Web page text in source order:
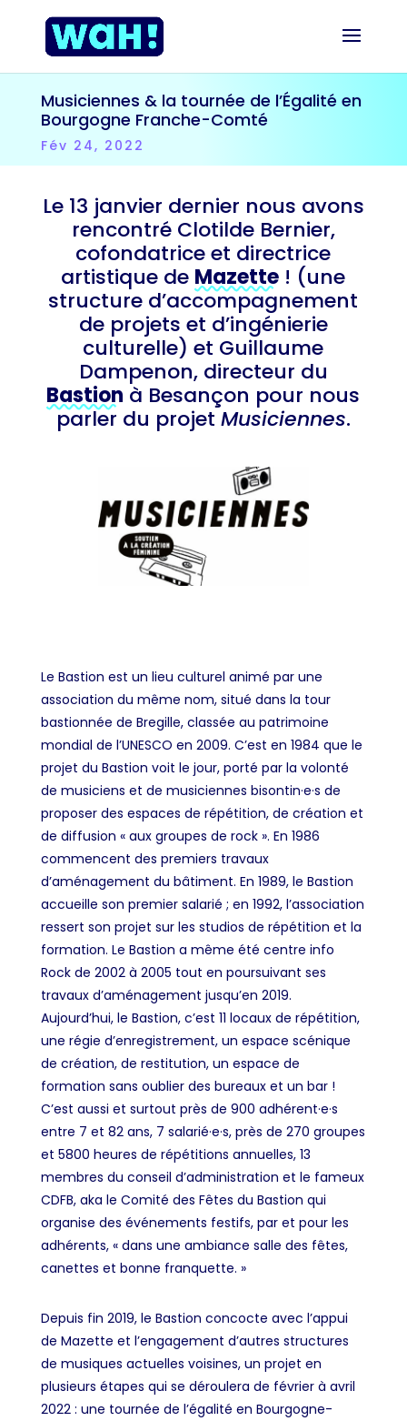
Musiciennes & la tournée de l’Égalité en
Bourgogne Franche-Comté
Fév 24, 2022
Le 13 janvier dernier nous avons
rencontré Clotilde Bernier,
cofondatrice et directrice
artistique de Mazette ! (une
structure d’accompagnement
de projets et d’ingénierie
culturelle) et Guillaume
Dampenon, directeur du
Bastion à Besançon pour nous
parler du projet Musiciennes.
Le Bastion est un lieu culturel animé par une
association du même nom, situé dans la tour
bastionnée de Bregille, classée au patrimoine
mondial de l’UNESCO en 2009. C’est en 1984 que le
projet du Bastion voit le jour, porté par la volonté
de musiciens et de musiciennes bisontin·e·s de
proposer des espaces de répétition, de création et
de diffusion « aux groupes de rock ». En 1986
commencent des premiers travaux
d’aménagement du bâtiment. En 1989, le Bastion
accueille son premier salarié ; en 1992, l’association
ressert son projet sur les studios de répétition et la
formation. Le Bastion a même été centre info
Rock de 2002 à 2005 tout en poursuivant ses
travaux d’aménagement jusqu’en 2019.
Aujourd’hui, le Bastion, c’est 11 locaux de répétition,
une régie d’enregistrement, un espace scénique
de création, de restitution, un espace de
formation sans oublier des bureaux et un bar !
C’est aussi et surtout près de 900 adhérent·e·s
entre 7 et 82 ans, 7 salarié·e·s, près de 270 groupes
et 5800 heures de répétitions annuelles, 13
membres du conseil d’administration et le fameux
CDFB, aka le Comité des Fêtes du Bastion qui
organise des événements festifs, par et pour les
adhérents, « dans une ambiance salle des fêtes,
canettes et bonne franquette. »
Depuis fin 2019, le Bastion concocte avec l’appui
de Mazette et l’engagement d’autres structures
de musiques actuelles voisines, un projet en
plusieurs étapes qui se déroulera de février à avril
2022 : une tournée de l’égalité en Bourgogne-